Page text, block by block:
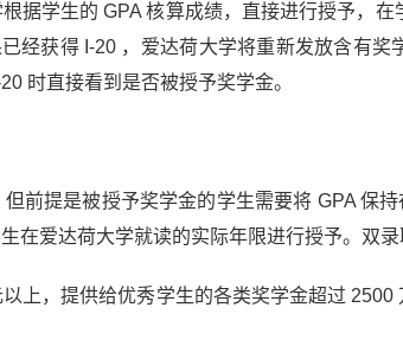
据学生的 GPA 核算成绩，直接进行授予，
经获得 I-20 ，爱达荷大学将重新发放含有奖
时直接看到是否被授予奖学金。
前提是被授予奖学金的学生需要将 GPA 保
在爱达荷大学就读的实际年限进行授予。双
上，提供给优秀学生的各类奖学金超过